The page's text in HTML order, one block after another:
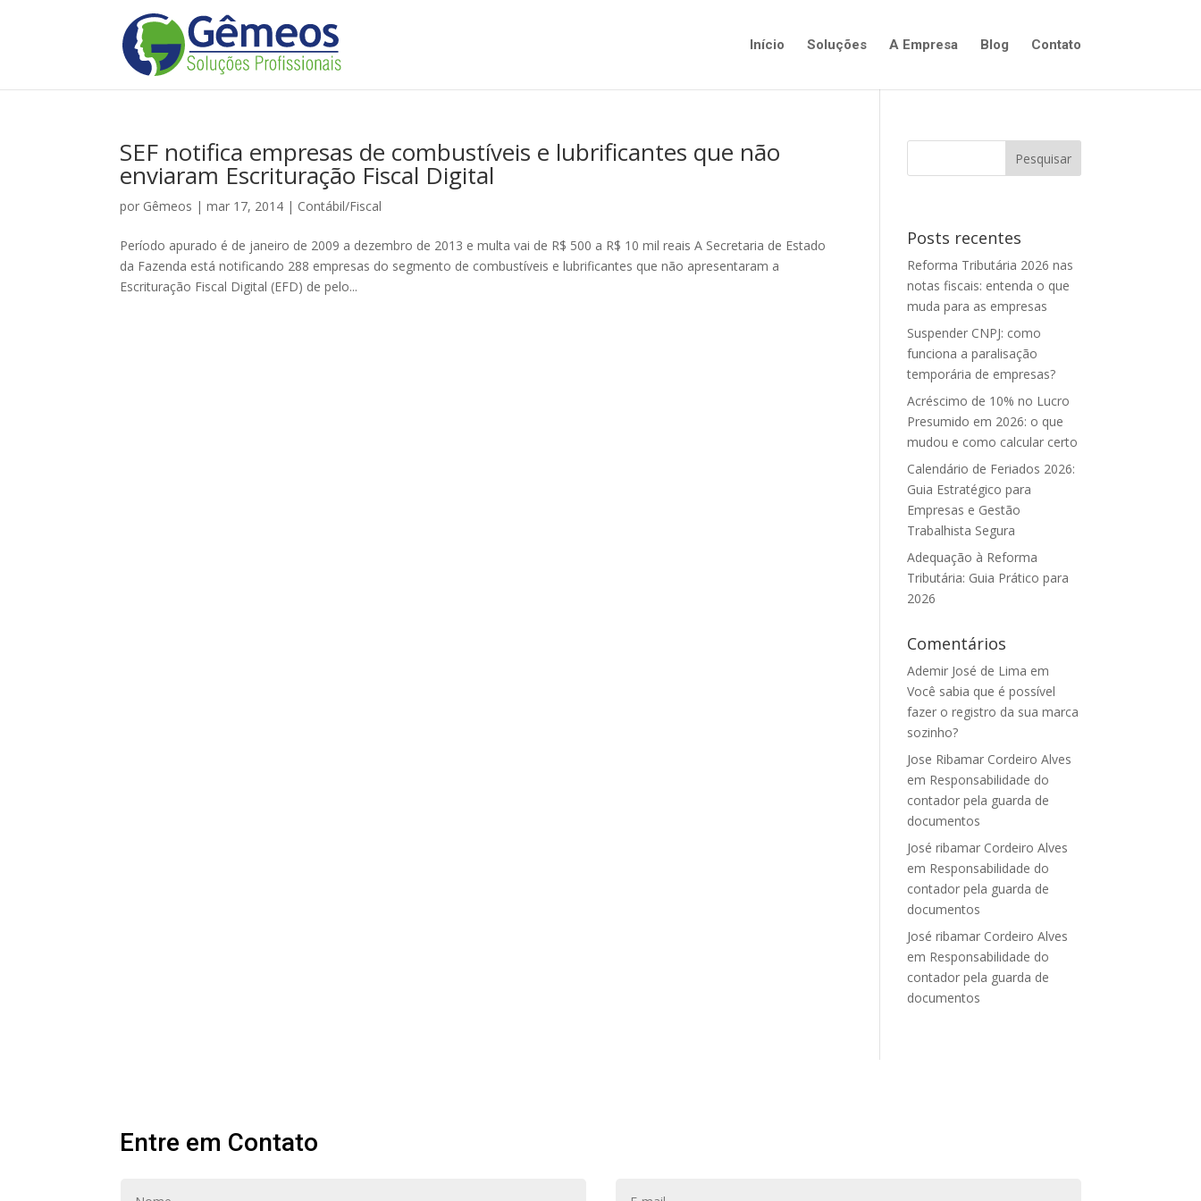
Início Soluções A Empresa Blog Contato
SEF notifica empresas de combustíveis e lubrificantes que não
enviaram Escrituração Fiscal Digital
por Gêmeos |mar 17, 2014 | Contábil/Fiscal
Período apurado é de janeiro de 2009 a dezembro de 2013 e multa vai de R$ 500 a R$ 10 mil reais A Secretaria de Estado
da Fazenda está notificando 288 empresas do segmento de combustíveis e lubrificantes que não apresentaram a
Escrituração Fiscal Digital (EFD) de pelo...
Posts recentes
Reforma Tributária 2026 nas
notas fiscais: entenda o que
muda para as empresas
Suspender CNPJ: como
funciona a paralisação
temporária de empresas?
Acréscimo de 10% no Lucro
Presumido em 2026: o que
mudou e como calcular certo
Calendário de Feriados 2026:
Guia Estratégico para
Empresas e Gestão
Trabalhista Segura
Adequação à Reforma
Tributária: Guia Prático para
2026
Comentários
Ademir José de Lima em
Você sabia que é possível
fazer o registro da sua marca
sozinho?
Jose Ribamar Cordeiro Alves
em Responsabilidade do
contador pela guarda de
documentos
José ribamar Cordeiro Alves
em Responsabilidade do
contador pela guarda de
documentos
José ribamar Cordeiro Alves
em Responsabilidade do
contador pela guarda de
documentos
Entre em Contato